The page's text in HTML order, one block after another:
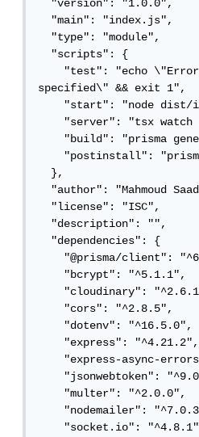
  "version": "1.0.0",
  "main": "index.js",
  "type": "module",
  "scripts": {
    "test": "echo \"Error: no test
specified\" && exit 1",
    "start": "node dist/index.js",
    "server": "tsx watch index.ts",
    "build": "prisma generate && tsc",
    "postinstall": "prisma generate"
  },
  "author": "Mahmoud Saadaoui",
  "license": "ISC",
  "description": "",
  "dependencies": {
    "@prisma/client": "^6.6.0",
    "bcrypt": "^5.1.1",
    "cloudinary": "^2.6.1",
    "cors": "^2.8.5",
    "dotenv": "^16.5.0",
    "express": "^4.21.2",
    "express-async-errors": "^3.1.1",
    "jsonwebtoken": "^9.0.2",
    "multer": "^2.0.0",
    "nodemailer": "^7.0.3",
    "socket.io": "^4.8.1",